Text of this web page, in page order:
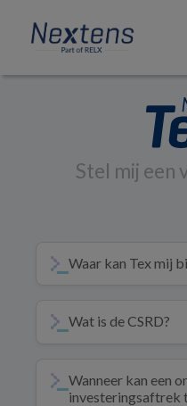
primary
navigation
content
footer
Nextens
Fiscaal
partner
van
Stel mij een
Waar kan Tex mij
Wat is de CSRD?
Wanneer kan een
investeringsaftrek